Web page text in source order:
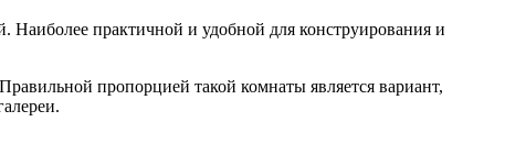
практичной и удобной для конструирования и
пропорцией такой комнаты является вариант,